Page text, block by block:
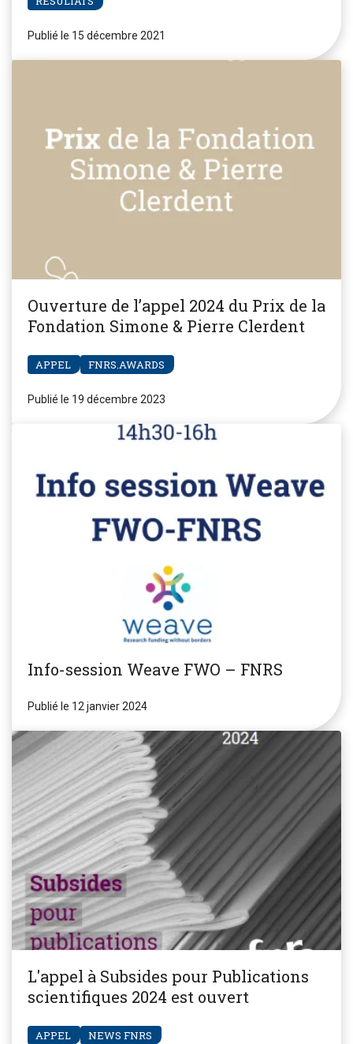
Publié le 15 décembre 2021
Ouverture de l’appel 2024 du Prix de la
Fondation Simone & Pierre Clerdent
APPEL FNRS.AWARDS
Publié le 19 décembre 2023
Info-session Weave FWO – FNRS
Publié le 12 janvier 2024
L'appel à Subsides pour Publications
scientifiques 2024 est ouvert
APPEL NEWS FNRS